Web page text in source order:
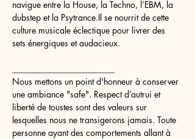
navigue entre la House, la Techno, l’EBM, la
dubstep et la Psytrance.Il se nourrit de cette
culture musicale éclectique pour livrer des
sets énergiques et audacieux.
Nous mettons un point d'honneur à conserver
une ambiance "safe". Respect d’autrui et
liberté de toustes sont des valeurs sur
lesquelles nous ne transigerons jamais. Toute
personne ayant des comportements allant à